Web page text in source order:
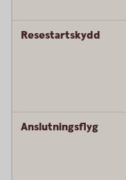
Resestartskydd
Anslutningsflyg